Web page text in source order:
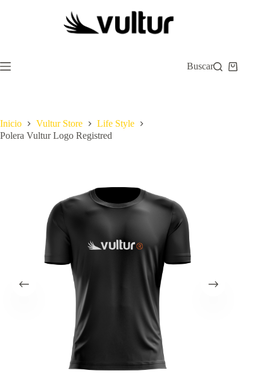
Buscar
Carro
Inicio Vultur Store
Life Style
Polera Vultur Logo Registred